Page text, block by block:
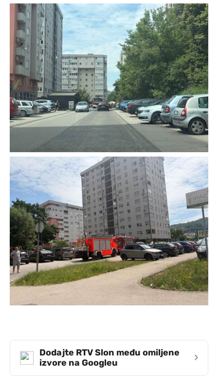
Dodajte RTV Slon među omiljene
izvore na Googleu
›